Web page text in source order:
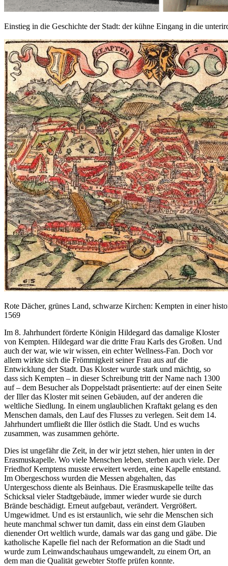
Einstieg in die Geschichte der Stadt: der kühne Eingang in die
Rote Dächer, grünes Land, schwarze Kirchen: Kempten in einer
1569
Im 8. Jahrhundert förderte Königin Hildegard das damalige Kloster
von Kempten. Hildegard war die dritte Frau Karls des Großen. Und
auch der war, wie wir wissen, ein echter Wellness-Fan. Doch vor
allem wirkte sich die Frömmigkeit seiner Frau aus auf die
Entwicklung der Stadt. Das Kloster wurde stark und mächtig, so
dass sich Kempten – in dieser Schreibung tritt der Name nach 1300
auf – dem Besucher als Doppelstadt präsentierte: auf der einen Seite
der Iller das Kloster mit seinen Gebäuden, auf der anderen die
weltliche Siedlung. In einem unglaublichen Kraftakt gelang es den
Menschen damals, den Lauf des Flusses zu verlegen. Seit dem 14.
Jahrhundert umfließt die Iller östlich die Stadt. Und es wuchs
zusammen, was zusammen gehörte.
Dies ist ungefähr die Zeit, in der wir jetzt stehen, hier unten in der
Erasmuskapelle. Wo viele Menschen leben, sterben auch viele. Der
Friedhof Kemptens musste erweitert werden, eine Kapelle entstand.
Im Obergeschoss wurden die Messen abgehalten, das
Untergeschoss diente als Beinhaus. Die Erasmuskapelle teilte das
Schicksal vieler Stadtgebäude, immer wieder wurde sie durch
Brände beschädigt. Erneut aufgebaut, verändert. Vergrößert.
Umgewidmet. Und es ist erstaunlich, wie sehr die Menschen sich
heute manchmal schwer tun damit, dass ein einst dem Glauben
dienender Ort weltlich wurde, damals war das gang und gäbe. Die
katholische Kapelle fiel nach der Reformation an die Stadt und
wurde zum Leinwandschauhaus umgewandelt, zu einem Ort, an
dem man die Qualität gewebter Stoffe prüfen konnte.